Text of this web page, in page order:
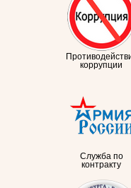
коррупции
Служба по
контракту